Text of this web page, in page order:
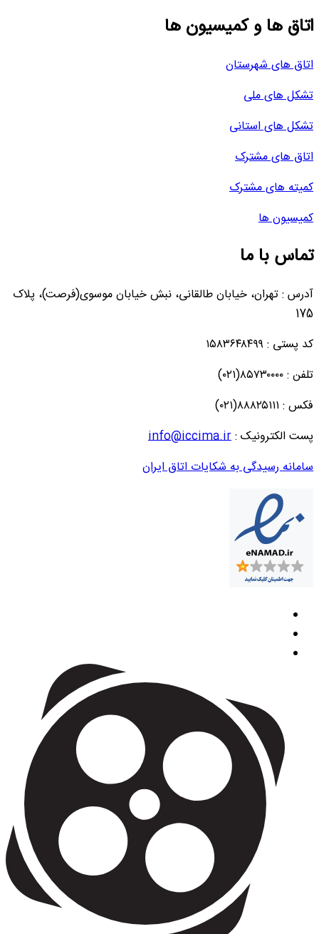
اتاق ها و کمیسیون ها
اتاق های شهرستان
تشکل های ملی
تشکل های استانی
اتاق های مشترک
کمیته های مشترک
کمیسیون ها
تماس با ما
آدرس : تهران، خیابان طالقانی، نبش خیابان موسوی(فرصت)، پلاک
175
کد پستی : ۱۵۸۳۶۴۸۴۹۹
تلفن : ۸۵۷۳۰۰۰۰(۰۲۱)
فکس : ۸۸۸۲۵۱۱۱(۰۲۱)
پست الکترونیک :info@iccima.ir
سامانه رسیدگی به شکایات اتاق ایران